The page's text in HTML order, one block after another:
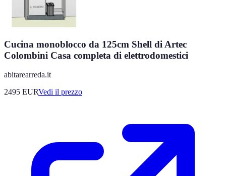
Cucina monoblocco da 125cm Shell di Artec
Colombini Casa completa di elettrodomestici
abitarearreda.it
2495 EURVedi il prezzo